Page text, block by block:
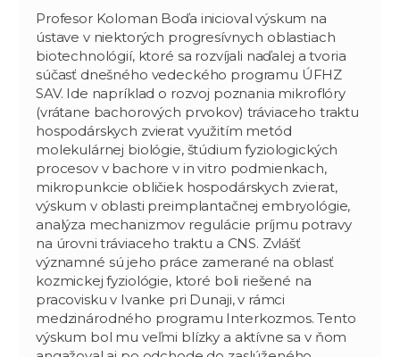
Profesor Koloman Boďa inicioval výskum na
ústave v niektorých progresívnych oblastiach
biotechnológií, ktoré sa rozvíjali naďalej a tvoria
súčasť dnešného vedeckého programu ÚFHZ
SAV. Ide napríklad o rozvoj poznania mikroflóry
(vrátane bachorových prvokov) tráviaceho traktu
hospodárskych zvierat využitím metód
molekulárnej biológie, štúdium fyziologických
procesov v bachore v in vitro podmienkach,
mikropunkcie obličiek hospodárskych zvierat,
výskum v oblasti preimplantačnej embryológie,
analýza mechanizmov regulácie príjmu potravy
na úrovni tráviaceho traktu a CNS. Zvlášť
významné sú jeho práce zamerané na oblasť
kozmickej fyziológie, ktoré boli riešené na
pracovisku v Ivanke pri Dunaji, v rámci
medzinárodného programu Interkozmos. Tento
výskum bol mu veľmi blízky a aktívne sa v ňom